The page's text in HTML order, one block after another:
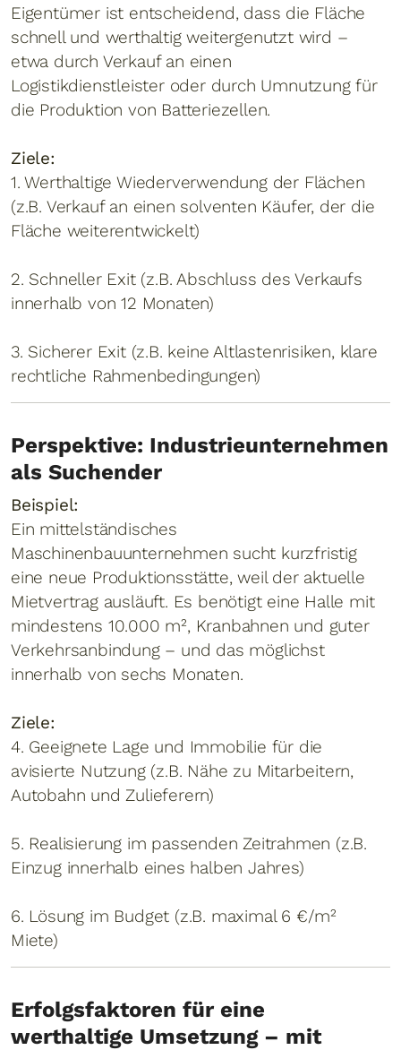
Eigentümer ist entscheidend, dass die Fläche
schnell und werthaltig weitergenutzt wird –
etwa durch Verkauf an einen
Logistikdienstleister oder durch Umnutzung für
die Produktion von Batteriezellen.
Ziele:
1. Werthaltige Wiederverwendung der Flächen
(z.B. Verkauf an einen solventen Käufer, der die
Fläche weiterentwickelt)
2. Schneller Exit (z.B. Abschluss des Verkaufs
innerhalb von 12 Monaten)
3. Sicherer Exit (z.B. keine Altlastenrisiken, klare
rechtliche Rahmenbedingungen)
Perspektive: Industrieunternehmen
als Suchender
Beispiel:
Ein mittelständisches
Maschinenbauunternehmen sucht kurzfristig
eine neue Produktionsstätte, weil der aktuelle
Mietvertrag ausläuft. Es benötigt eine Halle mit
mindestens 10.000 m², Kranbahnen und guter
Verkehrsanbindung – und das möglichst
innerhalb von sechs Monaten.
Ziele:
4. Geeignete Lage und Immobilie für die
avisierte Nutzung (z.B. Nähe zu Mitarbeitern,
Autobahn und Zulieferern)
5. Realisierung im passenden Zeitrahmen (z.B.
Einzug innerhalb eines halben Jahres)
6. Lösung im Budget (z.B. maximal 6 €/m²
Miete)
Erfolgsfaktoren für eine
werthaltige Umsetzung – mit